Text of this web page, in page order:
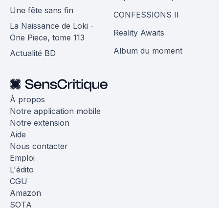
Une fête sans fin
La Naissance de Loki -
One Piece, tome 113
Actualité BD
CONFESSIONS II
Reality Awaits
Album du moment
À propos
Notre application mobile
Notre extension
Aide
Nous contacter
Emploi
L'édito
CGU
Amazon
SOTA